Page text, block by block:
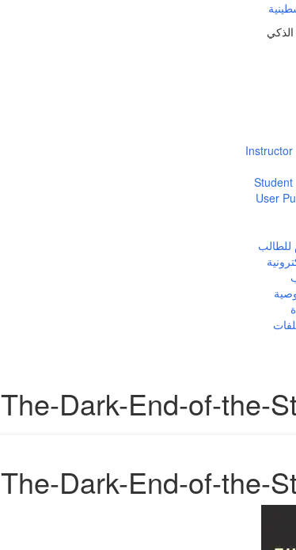
Student
User
للطالب
The-Dark-End-of-the-
The-Dark-End-of-the-